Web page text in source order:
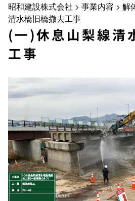
昭和建設株式会社 > 事業内容 > 解
清水橋旧橋撤去工事
(一)休息山梨線清
工事